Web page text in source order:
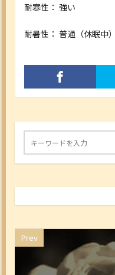
耐寒性： 強い
耐暑性： 普通（休眠中）
Prev